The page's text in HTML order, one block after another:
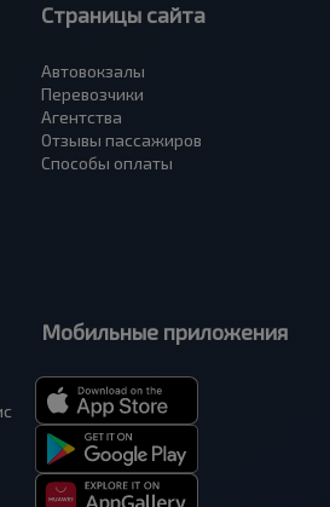
Страницы сайта
Автовокзалы
Перевозчики
Агентства
Отзывы пассажиров
Способы оплаты
Мобильные приложения